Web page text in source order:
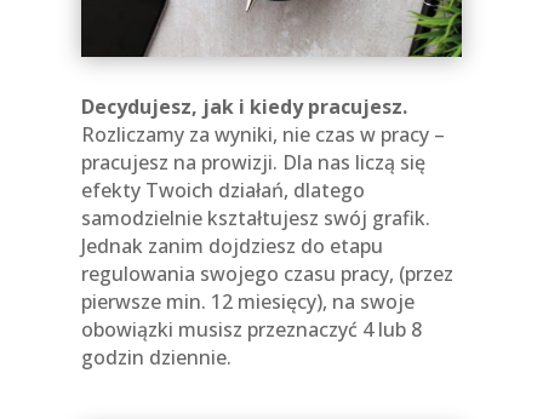
Decydujesz, jak i kiedy pracujesz.
Rozliczamy za wyniki, nie czas w pracy –
pracujesz na prowizji. Dla nas liczą się
efekty Twoich działań, dlatego
samodzielnie kształtujesz swój grafik.
Jednak zanim dojdziesz do etapu
regulowania swojego czasu pracy, (przez
pierwsze min. 12 miesięcy), na swoje
obowiązki musisz przeznaczyć 4 lub 8
godzin dziennie.